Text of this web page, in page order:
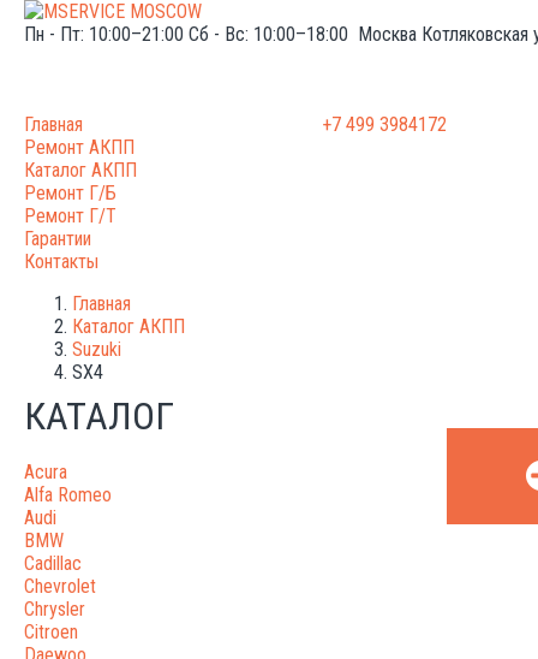
Пн - Пт: 10:00–21:00 Сб - Вс: 10:00–18:00 Москва Котляковская
+7 499 3984172
Главная
Ремонт АКПП
Каталог АКПП
Ремонт Г/Б
Ремонт Г/Т
Гарантии
Контакты
Главная
Каталог АКПП
Suzuki
SX4
КАТАЛОГ
Acura
Alfa Romeo
Audi
BMW
Cadillac
Chevrolet
Chrysler
Citroen